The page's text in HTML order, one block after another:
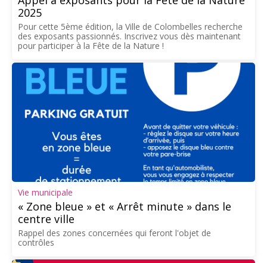
2025
Pour cette 5ème édition, la Ville de Colombelles recherche
des exposants passionnés. Inscrivez vous dès maintenant
pour participer à la Fête de la Nature !
Vie municipale
« Zone bleue » et « Arrêt minute » dans le
centre ville
Rappel des zones concernées qui feront l'objet de
contrôles